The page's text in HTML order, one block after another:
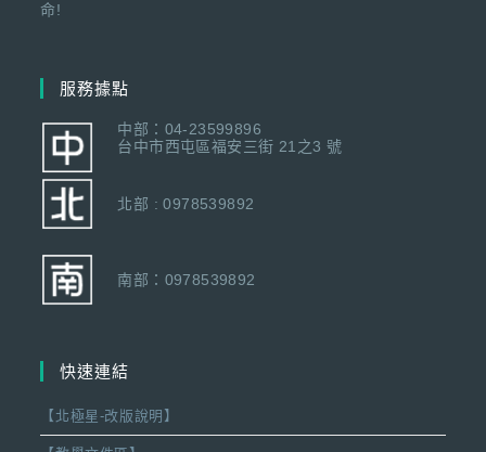
命!
服務據點
中部：04-23599896
台中市西屯區福安三街 21之3 號
北部 : 0978539892
南部：0978539892
快速連結
【北極星-改版說明】